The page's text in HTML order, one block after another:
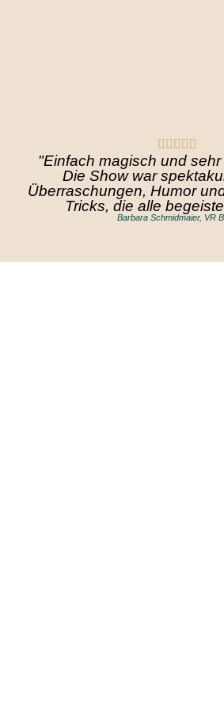
"Einfach magisch und
Die Show war
Überraschungen, Humor
Tricks, die alle
Barbara Schmidmaier, VR